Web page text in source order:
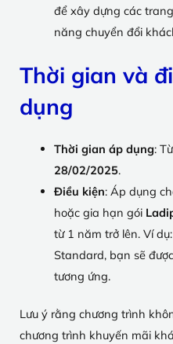
để xây dựng các
năng chuyển đổi
Thời gian và
dụng
Thời gian áp dụng:
28/02/2025.
Điều kiện: Áp dụng
hoặc gia hạn gói
từ 1 năm trở lên. Ví
Standard, bạn sẽ
tương ứng.
Lưu ý rằng chương trình
chương trình khuyến mãi